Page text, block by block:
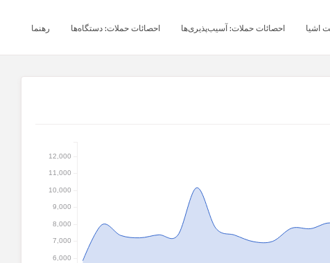
اشیا احصائات حملات: آسیب‌پذیری‌ها احصائات حملات: دستگاه‌ها رهنما
6,000
7,000
8,000
9,000
10,000
11,000
12,000